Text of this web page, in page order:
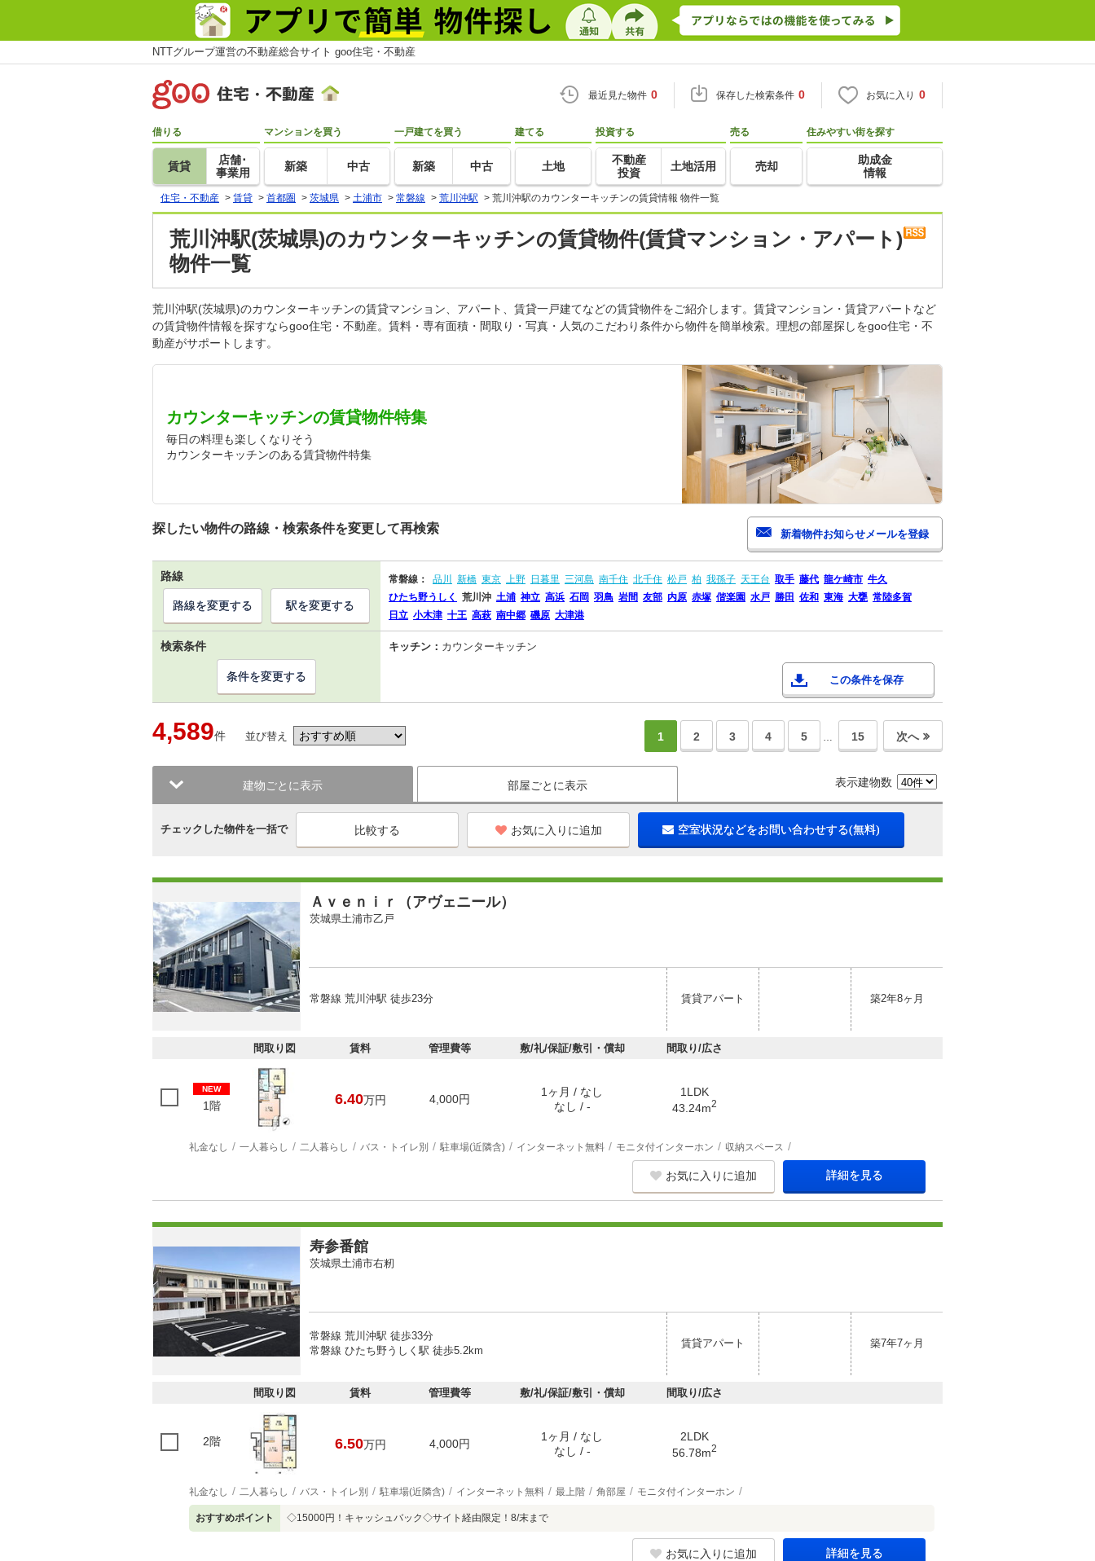
NTTグループ運営の不動産総合サイト goo住宅・不動産
最近見た物件 0 保存した検索条件 0 お気に入り 0
借りる
賃貸
店舗･
事業用
マンションを買う
新築 中古
一戸建てを買う
新築 中古
建てる
土地
投資する
不動産
投資
土地活用
売る
売却
住みやすい街を探す
助成金
情報
住宅・不動産 > 賃貸 > 首都圏 > 茨城県 > 土浦市 > 常磐線 > 荒川沖駅 > 荒川沖駅のカウンターキッチンの賃貸情報 物件一覧
荒川沖駅(茨城県)のカウンターキッチンの賃貸物件(賃貸マンション・アパート)
物件一覧
荒川沖駅(茨城県)のカウンターキッチンの賃貸マンション、アパート、賃貸一戸建てなどの賃貸物件をご紹介します。賃貸マンション・賃貸アパートなど
の賃貸物件情報を探すならgoo住宅・不動産。賃料・専有面積・間取り・写真・人気のこだわり条件から物件を簡単検索。理想の部屋探しをgoo住宅・不
動産がサポートします。
カウンターキッチンの賃貸物件特集
毎日の料理も楽しくなりそう
カウンターキッチンのある賃貸物件特集
探したい物件の路線・検索条件を変更して再検索
路線 常磐線： 品川 新橋 東京 上野 日暮里 三河島 南千住 北千住 松戸 柏 我孫子 天王台 取手 藤代 龍ケ崎市 牛久
ひたち野うしく
荒川沖 土浦 神立 高浜 石岡 羽鳥 岩間 友部 内原 赤塚 偕楽園 水戸 勝田 佐和 東海 大甕 常陸多賀
日立 小木津 十王 高萩 南中郷 磯原 大津港
路線を変更する 駅を変更する
検索条件 キッチン： カウンターキッチン
この条件を保存
条件を変更する
4,589件 並び替え 1 2 3 4 5 … 15 次へ
建物ごとに表示 部屋ごとに表示 表示建物数
チェックした物件を一括で お気に入りに追加 空室状況などをお問い合わせする(無料)
Ａｖｅｎｉｒ（アヴェニール）
茨城県土浦市乙戸
常磐線 荒川沖駅 徒歩23分 賃貸アパート 築2年8ヶ月
間取り図 賃料 管理費等 敷/礼/保証/敷引・償却 間取り/広さ
NEW
1階 6.40万円 4,000円
1ヶ月 / なし
なし / -
1LDK
43.24m2
礼金なし 一人暮らし 二人暮らし バス・トイレ別 駐車場(近隣含) インターネット無料 モニタ付インターホン 収納スペース
お気に入りに追加 詳細を見る
寿参番館
茨城県土浦市右籾
常磐線 荒川沖駅 徒歩33分
常磐線 ひたち野うしく駅 徒歩5.2km
賃貸アパート 築7年7ヶ月
間取り図 賃料 管理費等 敷/礼/保証/敷引・償却 間取り/広さ
2階 6.50万円 4,000円
1ヶ月 / なし
なし / -
2LDK
56.78m2
礼金なし 二人暮らし バス・トイレ別 駐車場(近隣含) インターネット無料 最上階 角部屋 モニタ付インターホン
おすすめポイント ◇15000円！キャッシュバック◇サイト経由限定！8/末まで
お気に入りに追加 詳細を見る